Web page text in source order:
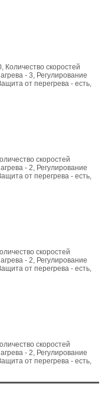
скоростей
- 3, Регулирование
от перегрева - есть,
скоростей
- 2, Регулирование
от перегрева - есть,
скоростей
- 2, Регулирование
от перегрева - есть,
скоростей
- 2, Регулирование
от перегрева - есть,